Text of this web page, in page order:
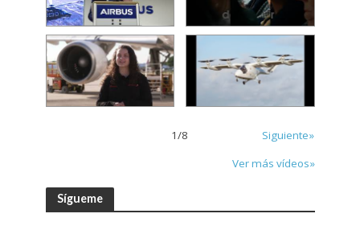
1/8
Siguiente»
Ver más vídeos»
Sígueme